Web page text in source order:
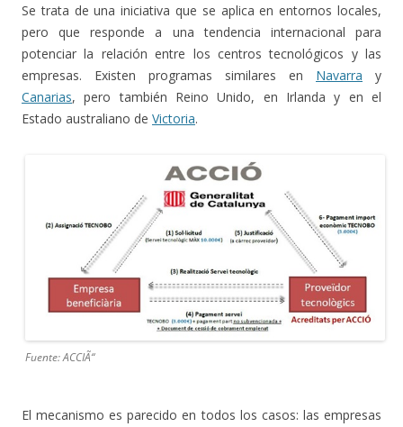
Se trata de una iniciativa que se aplica en entornos locales,
pero que responde a una tendencia internacional para
potenciar la relación entre los centros tecnológicos y las
empresas. Existen programas similares en Navarra y
Canarias, pero también Reino Unido, en Irlanda y en el
Estado australiano de Victoria.
Fuente: ACCIÃ“
El mecanismo es parecido en todos los casos: las empresas